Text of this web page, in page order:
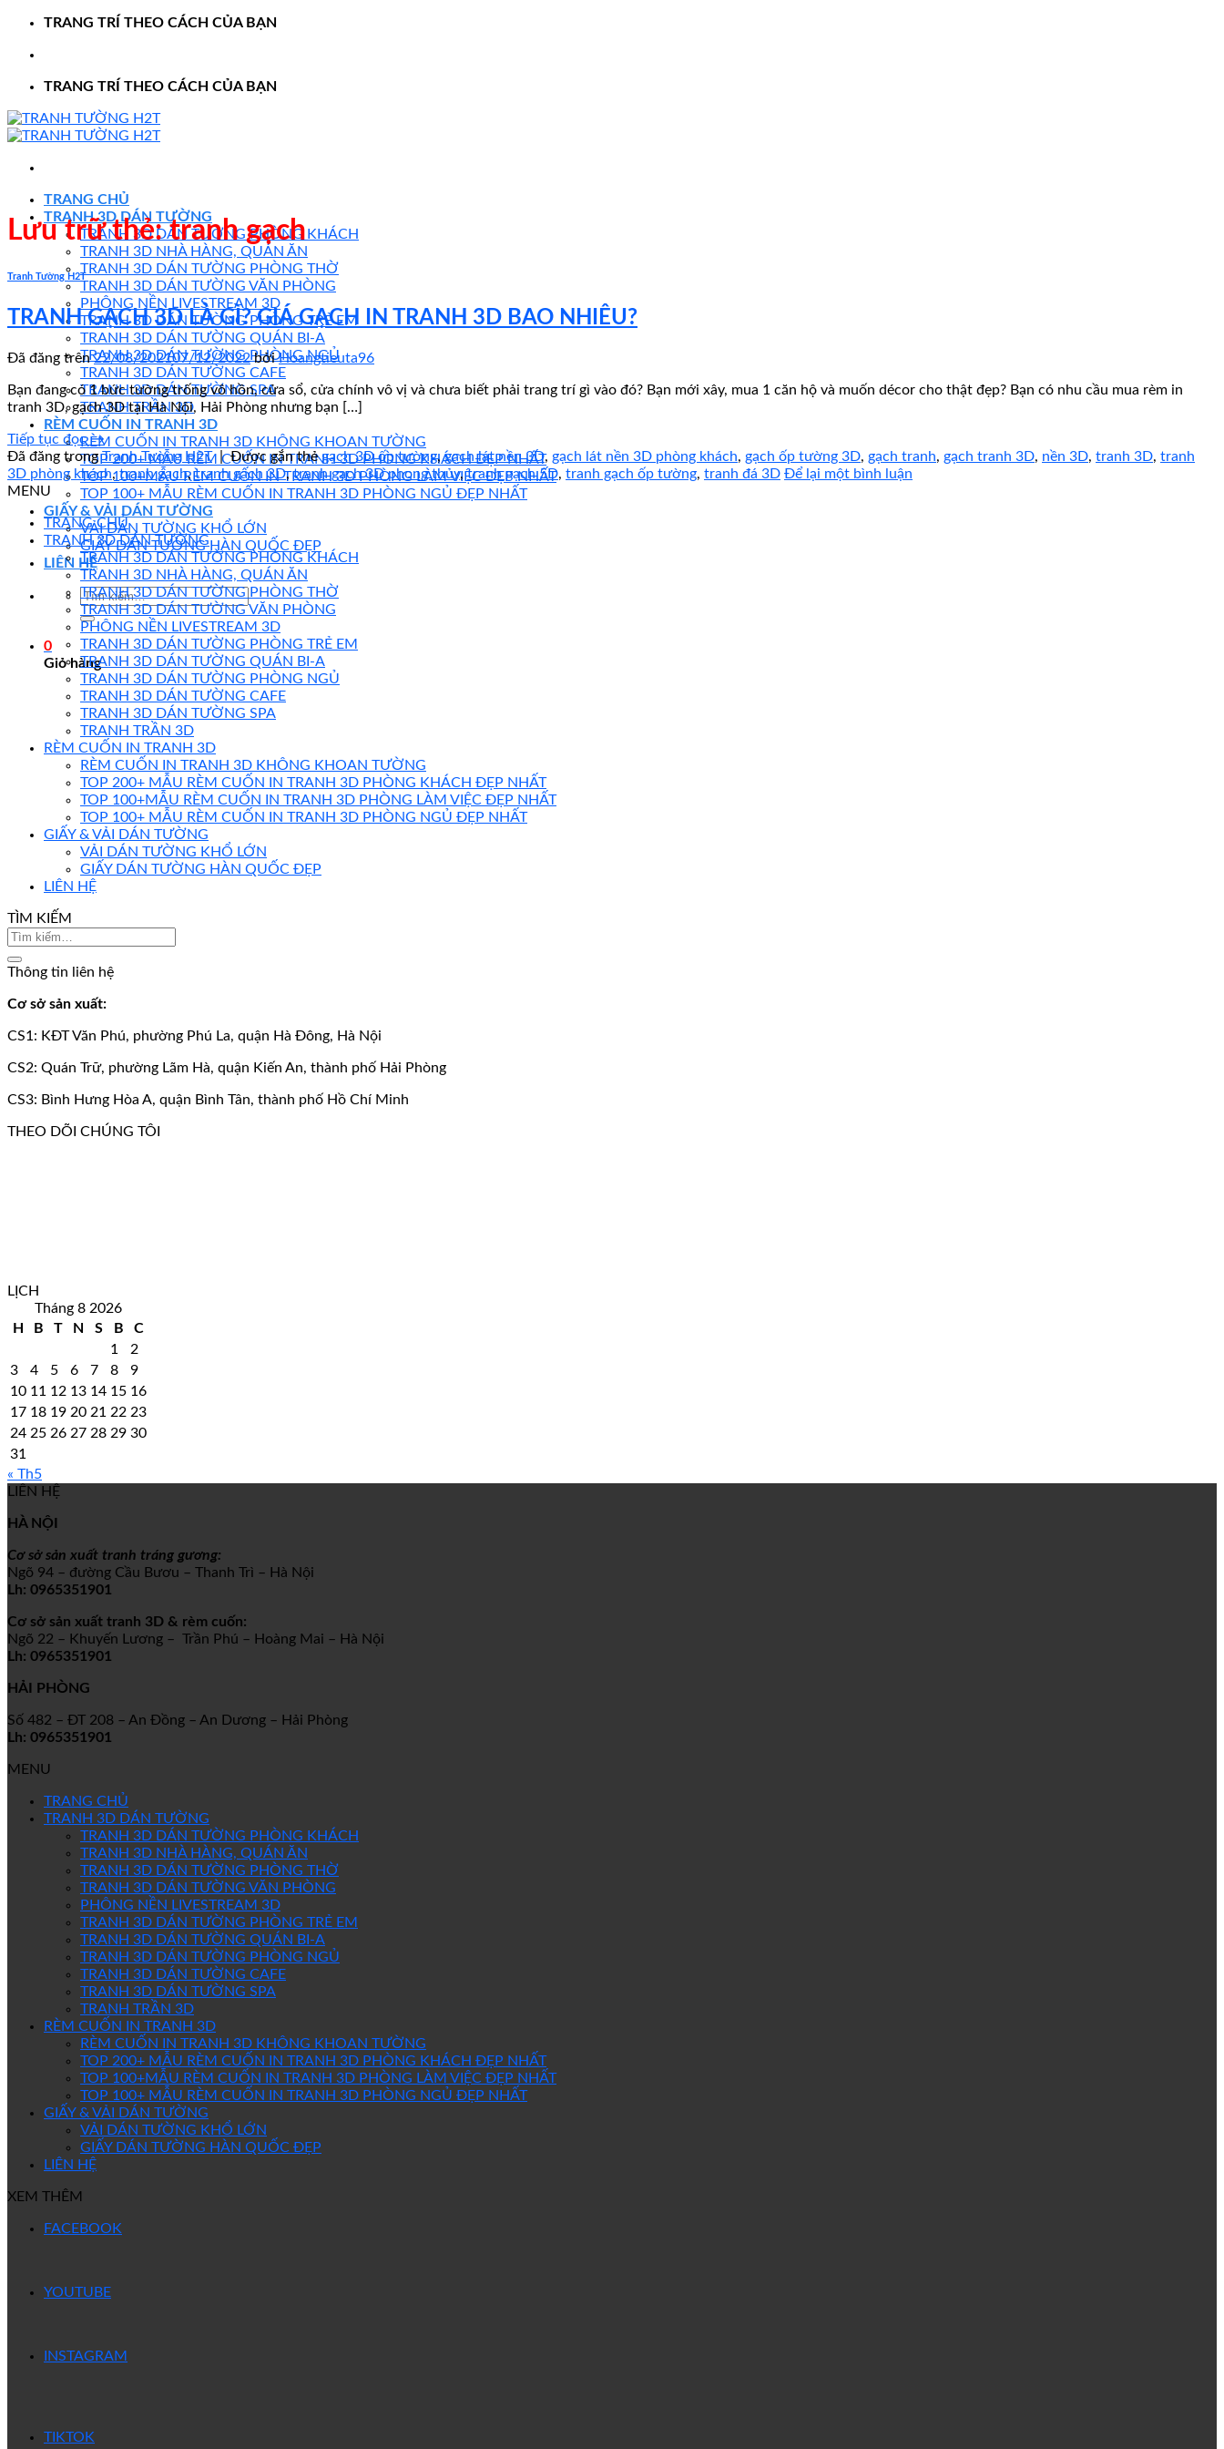
TRANG TRÍ THEO CÁCH CỦA BẠN
TRANG TRÍ THEO CÁCH CỦA BẠN
TRANG CHỦ
TRANH 3D DÁN TƯỜNG
TRANH 3D DÁN TƯỜNG PHÒNG KHÁCH
TRANH 3D NHÀ HÀNG, QUÁN ĂN
TRANH 3D DÁN TƯỜNG PHÒNG THỜ
TRANH 3D DÁN TƯỜNG VĂN PHÒNG
PHÔNG NỀN LIVESTREAM 3D
TRANH 3D DÁN TƯỜNG PHÒNG TRẺ EM
TRANH 3D DÁN TƯỜNG QUÁN BI-A
TRANH 3D DÁN TƯỜNG PHÒNG NGỦ
TRANH 3D DÁN TƯỜNG CAFE
TRANH 3D DÁN TƯỜNG SPA
TRANH TRẦN 3D
RÈM CUỐN IN TRANH 3D
RÈM CUỐN IN TRANH 3D KHÔNG KHOAN TƯỜNG
TOP 200+ MẪU RÈM CUỐN IN TRANH 3D PHÒNG KHÁCH ĐẸP NHẤT
TOP 100+MẪU RÈM CUỐN IN TRANH 3D PHÒNG LÀM VIỆC ĐẸP NHẤT
TOP 100+ MẪU RÈM CUỐN IN TRANH 3D PHÒNG NGỦ ĐẸP NHẤT
GIẤY & VẢI DÁN TƯỜNG
VẢI DÁN TƯỜNG KHỔ LỚN
GIẤY DÁN TƯỜNG HÀN QUỐC ĐẸP
LIÊN HỆ
0
Giỏ hàng
Lưu trữ thẻ:tranh gạch
Tranh Tường H2T
TRANH GẠCH 3D LÀ GÌ? GIÁ GẠCH IN TRANH 3D BAO NHIÊU?
Đã đăng trên22/08/202107/12/2022 bởiHoangtieuta96
Bạn đang có 1 bức tường trống vô hồn, cửa sổ, cửa chính vô vị và chưa biết phải trang trí gì vào đó? Bạn mới xây, mua 1 căn hộ và muốn décor cho thật đẹp? Bạn có nhu cầu mua rèm in
tranh 3D, gạch 3D tại Hà Nội, Hải Phòng nhưng bạn […]
Tiếp tục đọc→
Đã đăng trongTranh Tường H2T | Được gắn thẻgạch 3D ốp tường,gạch lát nền 3D, gạch lát nền 3D phòng khách, gạch ốp tường 3D, gạch tranh, gạch tranh 3D, nền 3D, tranh 3D, tranh
3D phòng khách,tranh gạch,tranh gạch 3D,tranh gạch 3D phong thủy,tranh gạch 5D, tranh gạch ốp tường, tranh đá 3D Để lại một bình luận
MENU
TRANG CHỦ
TRANH 3D DÁN TƯỜNG
TRANH 3D DÁN TƯỜNG PHÒNG KHÁCH
TRANH 3D NHÀ HÀNG, QUÁN ĂN
TRANH 3D DÁN TƯỜNG PHÒNG THỜ
TRANH 3D DÁN TƯỜNG VĂN PHÒNG
PHÔNG NỀN LIVESTREAM 3D
TRANH 3D DÁN TƯỜNG PHÒNG TRẺ EM
TRANH 3D DÁN TƯỜNG QUÁN BI-A
TRANH 3D DÁN TƯỜNG PHÒNG NGỦ
TRANH 3D DÁN TƯỜNG CAFE
TRANH 3D DÁN TƯỜNG SPA
TRANH TRẦN 3D
RÈM CUỐN IN TRANH 3D
RÈM CUỐN IN TRANH 3D KHÔNG KHOAN TƯỜNG
TOP 200+ MẪU RÈM CUỐN IN TRANH 3D PHÒNG KHÁCH ĐẸP NHẤT
TOP 100+MẪU RÈM CUỐN IN TRANH 3D PHÒNG LÀM VIỆC ĐẸP NHẤT
TOP 100+ MẪU RÈM CUỐN IN TRANH 3D PHÒNG NGỦ ĐẸP NHẤT
GIẤY & VẢI DÁN TƯỜNG
VẢI DÁN TƯỜNG KHỔ LỚN
GIẤY DÁN TƯỜNG HÀN QUỐC ĐẸP
LIÊN HỆ
TÌM KIẾM
Thông tin liên hệ
Cơ sở sản xuất:
CS1: KĐT Văn Phú, phường Phú La, quận Hà Đông, Hà Nội
CS2: Quán Trữ, phường Lãm Hà, quận Kiến An, thành phố Hải Phòng
CS3: Bình Hưng Hòa A, quận Bình Tân, thành phố Hồ Chí Minh
THEO DÕI CHÚNG TÔI
LỊCH
Tháng 8 2026
H
B T N S B
C
1
2
3
4 5 6 7 8
9
10 11 12 13 14 15 16
17 18 19 20 21 22 23
24 25 26 27 28 29 30
31
« Th5
LIÊN HỆ
HÀ NỘI
Cơ sở sản xuất tranh tráng gương:
Ngõ 94 – đường Cầu Bươu – Thanh Trì – Hà Nội
Lh: 0965351901
Cơ sở sản xuất tranh 3D & rèm cuốn:
Ngõ 22 – Khuyến Lương – Trần Phú – Hoàng Mai – Hà Nội
Lh: 0965351901
HẢI PHÒNG
Số 482 – ĐT 208 – An Đồng – An Dương – Hải Phòng
Lh: 0965351901
MENU
TRANG CHỦ
TRANH 3D DÁN TƯỜNG
TRANH 3D DÁN TƯỜNG PHÒNG KHÁCH
TRANH 3D NHÀ HÀNG, QUÁN ĂN
TRANH 3D DÁN TƯỜNG PHÒNG THỜ
TRANH 3D DÁN TƯỜNG VĂN PHÒNG
PHÔNG NỀN LIVESTREAM 3D
TRANH 3D DÁN TƯỜNG PHÒNG TRẺ EM
TRANH 3D DÁN TƯỜNG QUÁN BI-A
TRANH 3D DÁN TƯỜNG PHÒNG NGỦ
TRANH 3D DÁN TƯỜNG CAFE
TRANH 3D DÁN TƯỜNG SPA
TRANH TRẦN 3D
RÈM CUỐN IN TRANH 3D
RÈM CUỐN IN TRANH 3D KHÔNG KHOAN TƯỜNG
TOP 200+ MẪU RÈM CUỐN IN TRANH 3D PHÒNG KHÁCH ĐẸP NHẤT
TOP 100+MẪU RÈM CUỐN IN TRANH 3D PHÒNG LÀM VIỆC ĐẸP NHẤT
TOP 100+ MẪU RÈM CUỐN IN TRANH 3D PHÒNG NGỦ ĐẸP NHẤT
GIẤY & VẢI DÁN TƯỜNG
VẢI DÁN TƯỜNG KHỔ LỚN
GIẤY DÁN TƯỜNG HÀN QUỐC ĐẸP
LIÊN HỆ
XEM THÊM
FACEBOOK
YOUTUBE
INSTAGRAM
TIKTOK